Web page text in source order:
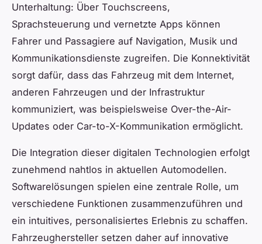
Unterhaltung: Über Touchscreens,
Sprachsteuerung und vernetzte Apps können
Fahrer und Passagiere auf Navigation, Musik und
Kommunikationsdienste zugreifen. Die Konnektivität
sorgt dafür, dass das Fahrzeug mit dem Internet,
anderen Fahrzeugen und der Infrastruktur
kommuniziert, was beispielsweise Over-the-Air-
Updates oder Car-to-X-Kommunikation ermöglicht.
Die Integration dieser digitalen Technologien erfolgt
zunehmend nahtlos in aktuellen Automodellen.
Softwarelösungen spielen eine zentrale Rolle, um
verschiedene Funktionen zusammenzuführen und
ein intuitives, personalisiertes Erlebnis zu schaffen.
Fahrzeughersteller setzen daher auf innovative